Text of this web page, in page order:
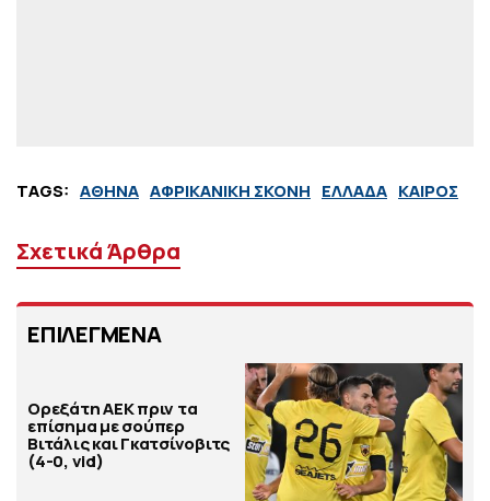
TAGS: ΑΘΗΝΑ ΑΦΡΙΚΑΝΙΚΗ ΣΚΟΝΗ ΕΛΛΑΔΑ ΚΑΙΡΟΣ
Σχετικά Άρθρα
ΕΠΙΛΕΓΜΕΝΑ
Ορεξάτη ΑΕΚ πριν τα
επίσημα με σούπερ
Βιτάλις και Γκατσίνοβιτς
(4-0, vid)